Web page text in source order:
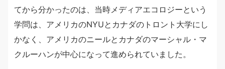
てから分かったのは、当時メディアエコロジーという
学問は、アメリカのNYUとカナダのトロント大学にし
かなく、アメリカのニールとカナダのマーシャル・マ
クルーハンが中心になって進められていました。